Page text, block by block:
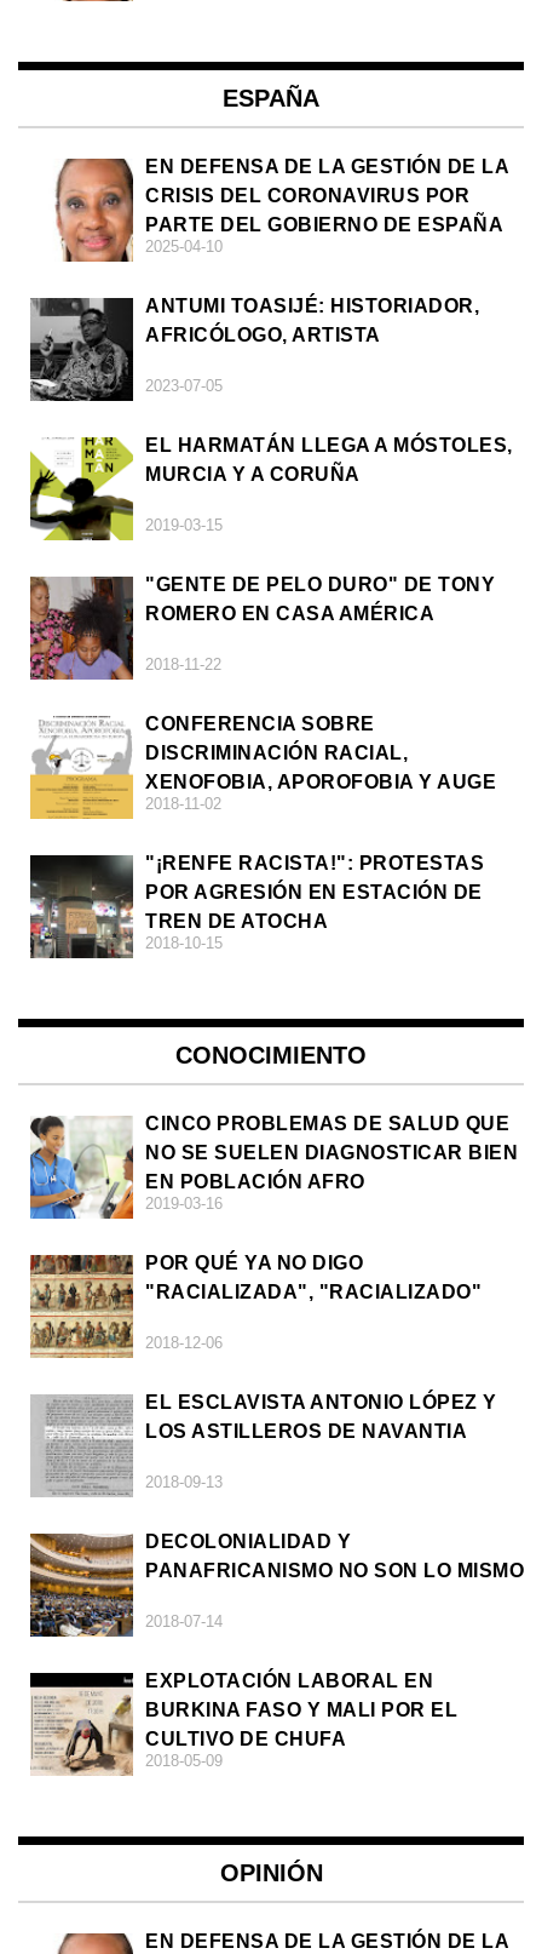
ESPAÑA
EN DEFENSA DE LA GESTIÓN DE LA
CRISIS DEL CORONAVIRUS POR
PARTE DEL GOBIERNO DE ESPAÑA
2025-04-10
ANTUMI TOASIJÉ: HISTORIADOR,
AFRICÓLOGO, ARTISTA
2023-07-05
EL HARMATÁN LLEGA A MÓSTOLES,
MURCIA Y A CORUÑA
2019-03-15
"GENTE DE PELO DURO" DE TONY
ROMERO EN CASA AMÉRICA
2018-11-22
CONFERENCIA SOBRE
DISCRIMINACIÓN RACIAL,
XENOFOBIA, APOROFOBIA Y AUGE
DE LA ULTRADERECHA EN EUROPA
2018-11-02
"¡RENFE RACISTA!": PROTESTAS
POR AGRESIÓN EN ESTACIÓN DE
TREN DE ATOCHA
2018-10-15
CONOCIMIENTO
CINCO PROBLEMAS DE SALUD QUE
NO SE SUELEN DIAGNOSTICAR BIEN
EN POBLACIÓN AFRO
2019-03-16
POR QUÉ YA NO DIGO
"RACIALIZADA", "RACIALIZADO"
2018-12-06
EL ESCLAVISTA ANTONIO LÓPEZ Y
LOS ASTILLEROS DE NAVANTIA
2018-09-13
DECOLONIALIDAD Y
PANAFRICANISMO NO SON LO MISMO
2018-07-14
EXPLOTACIÓN LABORAL EN
BURKINA FASO Y MALI POR EL
CULTIVO DE CHUFA
2018-05-09
OPINIÓN
EN DEFENSA DE LA GESTIÓN DE LA